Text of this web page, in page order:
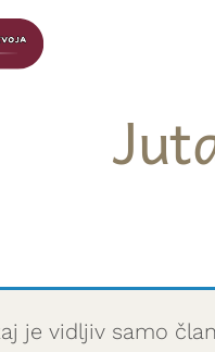
je vidljiv samo